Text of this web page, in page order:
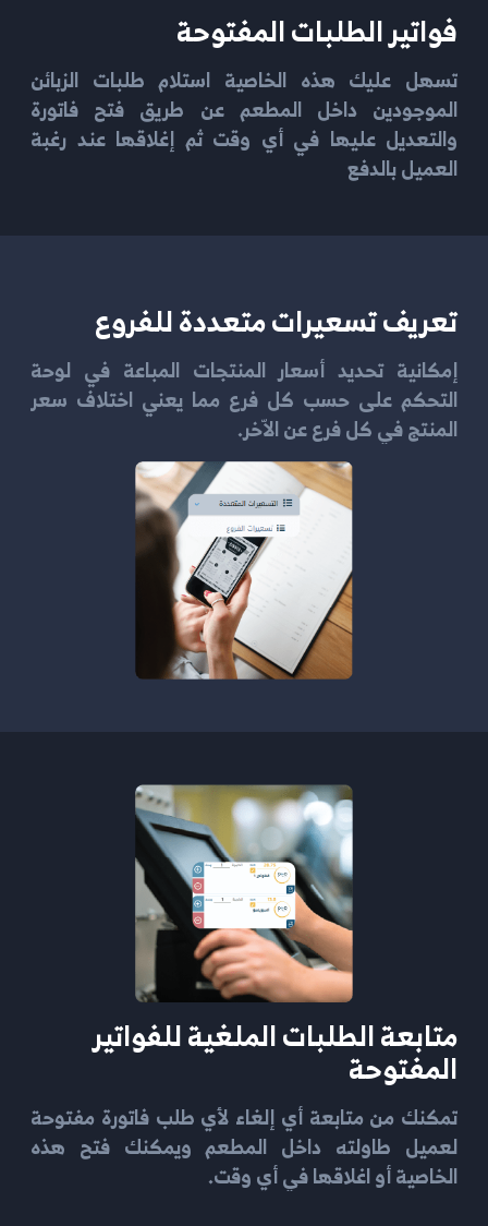
فواتير الطلبات المفتوحة
تسهل عليك هذه الخاصية استلام طلبات الزبائن
الموجودين داخل المطعم عن طريق فتح فاتورة
والتعديل عليها في أي وقت ثم إغلاقها عند رغبة
العميل بالدفع
تعريف تسعيرات متعددة للفروع
إمكانية تحديد أسعار المنتجات المباعة في لوحة
التحكم على حسب كل فرع مما يعني اختلاف سعر
المنتج في كل فرع عن الاّخر.
متابعة الطلبات الملغية للفواتير
المفتوحة
تمكنك من متابعة أي إلغاء لأي طلب فاتورة مفتوحة
لعميل طاولته داخل المطعم ويمكنك فتح هذه
الخاصية أو اغلاقها في أي وقت.